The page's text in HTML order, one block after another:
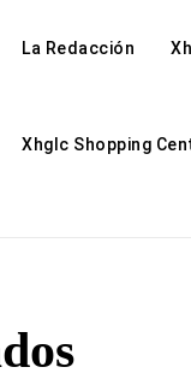
La Redacción
Xhglc Shopping